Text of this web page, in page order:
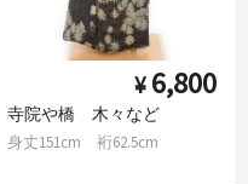
¥ 6,800
寺院や橋 木々など
身丈151cm 裄62.5cm